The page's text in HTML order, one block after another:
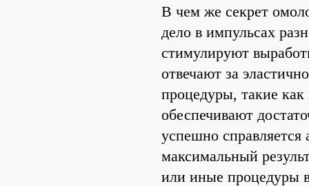
В чем же секрет
дело в импульсах
стимулируют
отвечают за
процедуры, такие
обеспечивают
успешно справляется
максимальный
или иные процедуры